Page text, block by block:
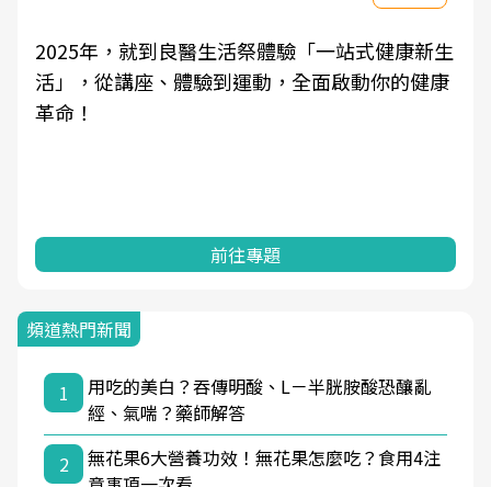
2025年，就到良醫生活祭體驗「一站式健康新生
活」，從講座、體驗到運動，全面啟動你的健康
革命！
前往專題
頻道熱門新聞
1
用吃的美白？吞傳明酸、L－半胱胺酸恐釀亂
經、氣喘？藥師解答
2
無花果6大營養功效！無花果怎麼吃？食用4注